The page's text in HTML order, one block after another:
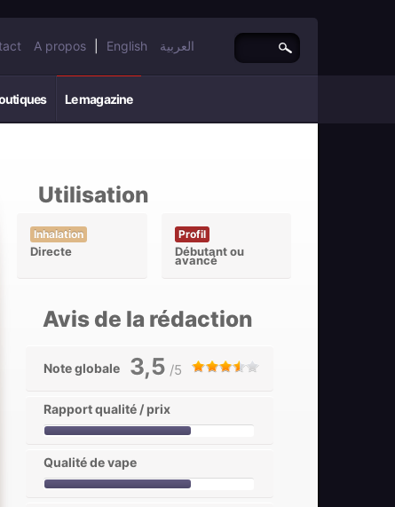
A propos English العربية
Le magazine
Utilisation
Inhalation
Directe
Profil
Débutant ou
avancé
Avis de la rédaction
Note globale 3,5 /5
Rapport qualité / prix
Qualité de vape